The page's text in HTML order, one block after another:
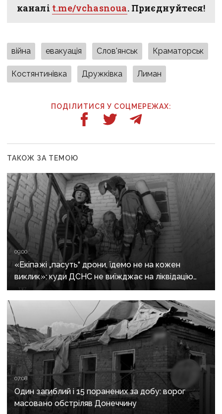
каналі t.me/vchasnoua. Приєднуйтеся!
війна евакуація Слов'янськ Краматорськ
Костянтинівка Дружківка Лиман
ПОДІЛИТИСЯ У СОЦМЕРЕЖАХ:
ТАКОЖ ЗА ТЕМОЮ
09:00
«Екіпажі „пасуть“ дрони, їдемо не на кожен
виклик»: куди ДСНС не виїжджає на ліквідацію
надзвичайних ситуацій у Краматорську
та Слов’янську
07:08
Один загиблий і 15 поранених за добу: ворог
масовано обстріляв Донеччину